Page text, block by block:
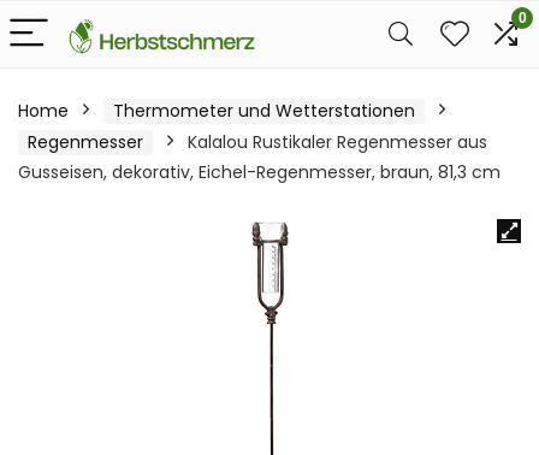
0
Home
Thermometer und Wetterstationen
Regenmesser
Kalalou Rustikaler Regenmesser aus
Gusseisen, dekorativ, Eichel-Regenmesser, braun, 81,3 cm